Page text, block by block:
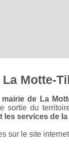
Motte-
de La
sortie du
les services de la
sur le site